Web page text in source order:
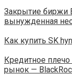
Закрытие биржи
вынужденная
Как купить SK
Кредитное
рынок —